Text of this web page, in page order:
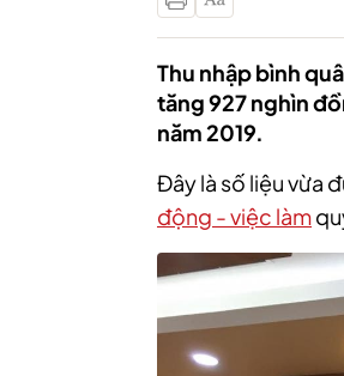
Thu nhập bình
tăng 927 nghìn
năm 2019.
Đây là số liệu vừa
động - việc làm